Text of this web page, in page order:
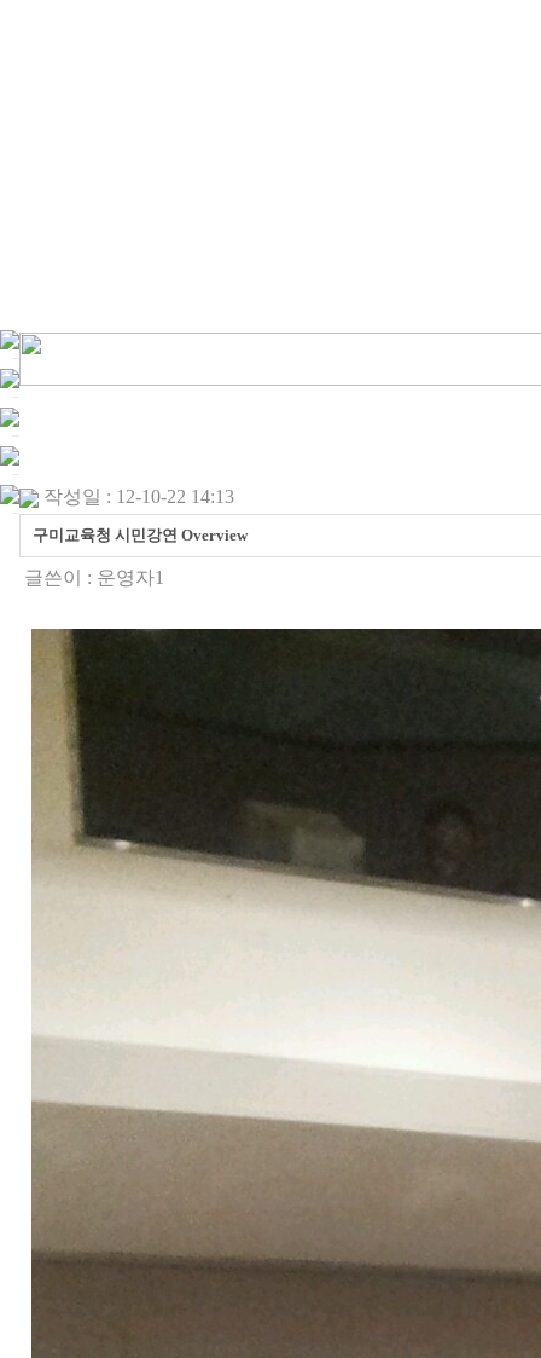
작성일 : 12-10-22 14:13
구미교육청 시민강연 Overview
글쓴이 : 운영자1